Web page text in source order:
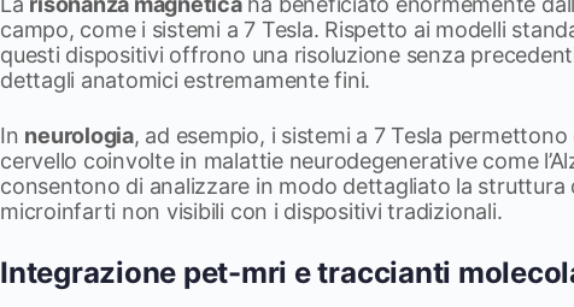
campo, come i sistemi a 7 Tesla. Rispetto ai modelli
questi dispositivi offrono una risoluzione senza
dettagli anatomici estremamente fini.
In neurologia, ad esempio, i sistemi a 7 Tesla
cervello coinvolte in malattie neurodegenerative come
consentono di analizzare in modo dettagliato la struttura
microinfarti non visibili con i dispositivi tradizionali.
Integrazione pet-mri e traccianti